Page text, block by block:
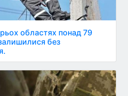
областях понад 79
без